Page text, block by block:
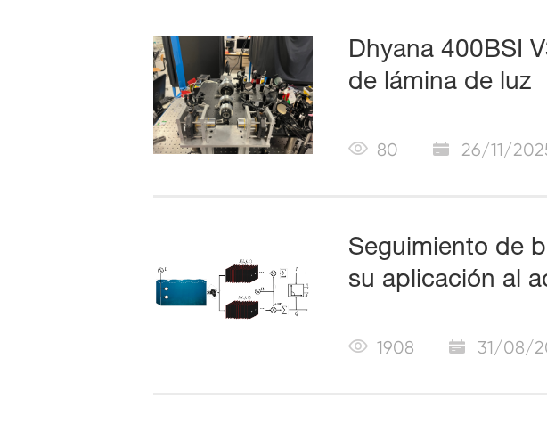
Dhyana 400BSI
de lámina de luz
80 26/11/
Seguimiento de
su aplicación al
1908 31/08/